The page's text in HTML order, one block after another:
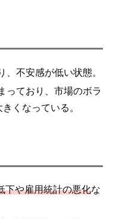
、不安感が低い状態。
っており、市場のボラ
くなっている。
下や雇用統計の悪化な